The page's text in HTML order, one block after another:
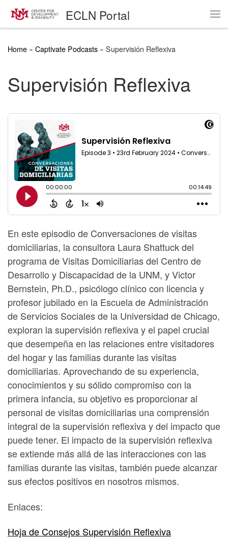
Skip to content ECLN Portal
Home » Captivate Podcasts » Supervisión Reflexiva
Supervisión Reflexiva
En este episodio de Conversaciones de visitas
domiciliarias, la consultora Laura Shattuck del
programa de Visitas Domiciliarias del Centro de
Desarrollo y Discapacidad de la UNM, y Victor
Bernstein, Ph.D., psicólogo clínico con licencia y
profesor jubilado en la Escuela de Administración
de Servicios Sociales de la Universidad de Chicago,
exploran la supervisión reflexiva y el papel crucial
que desempeña en las relaciones entre visitadores
del hogar y las familias durante las visitas
domiciliarias. Aprovechando de su experiencia,
conocimientos y su sólido compromiso con la
primera infancia, su objetivo es proporcionar al
personal de visitas domiciliarias una comprensión
integral de la supervisión reflexiva y del impacto que
puede tener. El impacto de la supervisión reflexiva
se extiende más allá de las interacciones con las
familias durante las visitas, también puede alcanzar
sus efectos positivos en nosotros mismos.
Enlaces:
Hoja de Consejos Supervisión Reflexiva